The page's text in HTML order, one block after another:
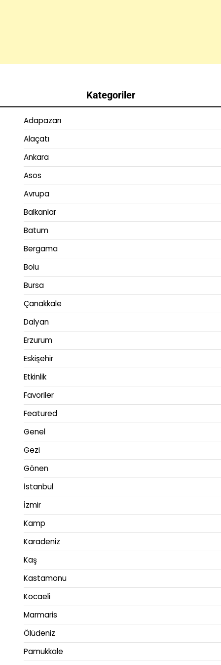
Kategoriler
Adapazarı
Alaçatı
Ankara
Asos
Avrupa
Balkanlar
Batum
Bergama
Bolu
Bursa
Çanakkale
Dalyan
Erzurum
Eskişehir
Etkinlik
Favoriler
Featured
Genel
Gezi
Gönen
İstanbul
İzmir
Kamp
Karadeniz
Kaş
Kastamonu
Kocaeli
Marmaris
Ölüdeniz
Pamukkale